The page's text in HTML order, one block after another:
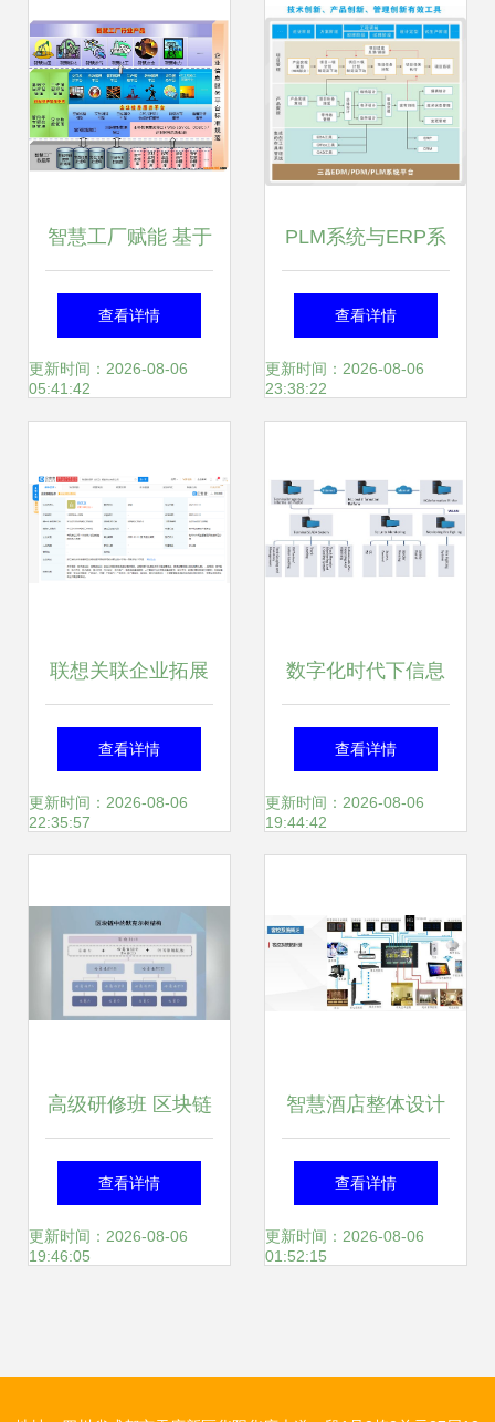
智慧工厂赋能 基于
空间信息的信息化
整体解决方案与系
查看详情
更新时间：2026-08-06
05:41:42
PLM系统与ERP系
统的集成模式与信
息系统集成服务规
查看详情
更新时间：2026-08-06
23:38:22
联想关联企业拓展
版图，加码人工智
能与系统集成领域
查看详情
更新时间：2026-08-06
22:35:57
数字化时代下信息
系统集成服务的创
新解决方案
查看详情
更新时间：2026-08-06
19:44:42
高级研修班 区块链
与信息系统集成服
务——创新发展的
查看详情
更新时间：2026-08-06
19:46:05
智慧酒店整体设计
方案 智能化系统与
信息化建设指南
查看详情
更新时间：2026-08-06
01:52:15